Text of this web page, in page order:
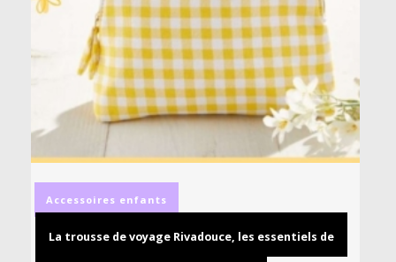
Accessoires enfants
La trousse de voyage Rivadouce, les essentiels de